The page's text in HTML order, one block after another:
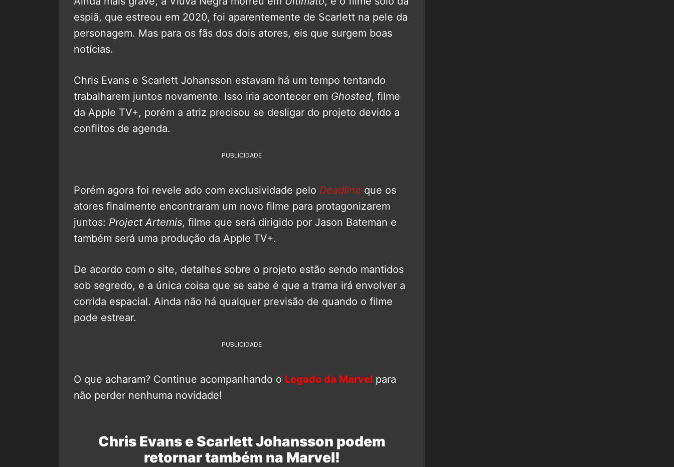
espiã, que estreou em 2020, foi aparentemente de Scarlett na pele da
personagem. Mas para os fãs dos dois atores, eis que surgem boas
notícias.
Chris Evans e Scarlett Johansson estavam há um tempo tentando
trabalharem juntos novamente. Isso iria acontecer em Ghosted, filme
da Apple TV+, porém a atriz precisou se desligar do projeto devido a
conflitos de agenda.
PUBLICIDADE
Porém agora foi revele ado com exclusividade pelo Deadline que os
atores finalmente encontraram um novo filme para protagonizarem
juntos: Project Artemis, filme que será dirigido por Jason Bateman e
também será uma produção da Apple TV+.
De acordo com o site, detalhes sobre o projeto estão sendo mantidos
sob segredo, e a única coisa que se sabe é que a trama irá envolver a
corrida espacial. Ainda não há qualquer previsão de quando o filme
pode estrear.
PUBLICIDADE
O que acharam? Continue acompanhando o Legado da Marvel para
não perder nenhuma novidade!
Chris Evans e Scarlett Johansson podem
retornar também na Marvel!